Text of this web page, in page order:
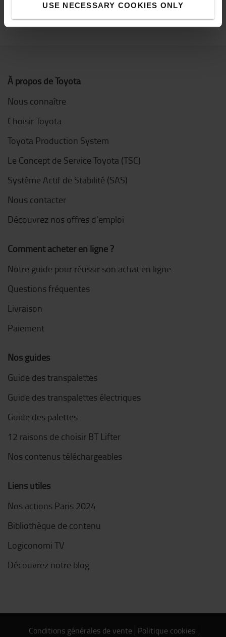
USE NECESSARY COOKIES ONLY
À propos de Toyota
Nous connaître
Choisir Toyota
Toyota Production System
Le Concept de Service Toyota (TSC)
Système Actif de Stabilité (SAS)
Nous contacter
Découvrez nos offres d'emploi
Comment acheter en ligne ?
Notre guide pour réussir son achat en ligne
Questions fréquentes
Livraison
Paiement
Nos guides
Guide des transpalettes
Guide des transpalettes électriques
Guide des palettes
12 raisons de choisir BT Lifter
Nos contenus téléchargeables
Liens utiles
Nos actions Paris 2024
Bibliothèque de contenu
Logiconomi TV
Découvrez notre blog
Conditions générales de vente Politique cookies